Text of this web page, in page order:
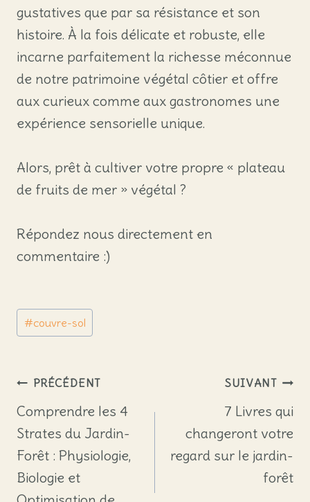
gustatives que par sa résistance et son
histoire. À la fois délicate et robuste, elle
incarne parfaitement la richesse méconnue
de notre patrimoine végétal côtier et offre
aux curieux comme aux gastronomes une
expérience sensorielle unique.
Alors, prêt à cultiver votre propre « plateau
de fruits de mer » végétal ?
Répondez nous directement en
commentaire :)
Étiquettes
de
publication :
#couvre-sol
Navigation
de
l’article
PRÉCÉDENT
Comprendre les 4
Strates du Jardin-
Forêt : Physiologie,
Biologie et
SUIVANT
7 Livres qui
changeront votre
regard sur le jardin-
forêt